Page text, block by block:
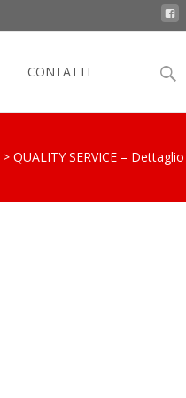
CONTATTI
Search
> QUALITY SERVICE – Dettaglio